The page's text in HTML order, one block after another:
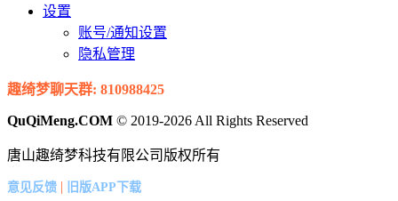
设置
账号/通知设置
隐私管理
趣绮梦聊天群: 810988425
QuQiMeng.COM © 2019-2026 All Rights Reserved
唐山趣绮梦科技有限公司版权所有
意见反馈 | 旧版APP下载